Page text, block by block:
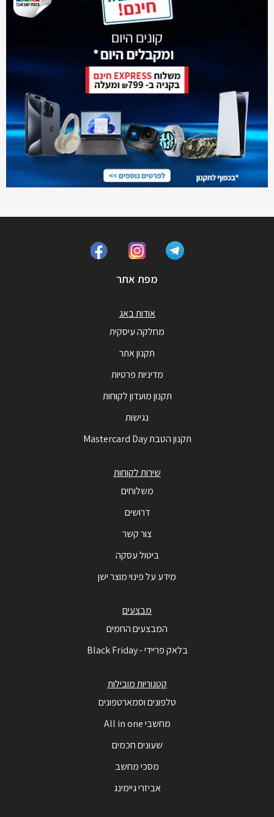
מפת אתר
אודות באג
מחלקה עיסקית
תקנון אתר
מדיניות פרטיות
תקנון מועדון לקוחות
נגישות
תקנון הטבת Mastercard Day
שירות לקוחות
משלוחים
דרושים
צור קשר
ביטול עסקה
מידע על פינוי מוצר ישן
מבצעים
המבצעים החמים
בלאק פריידי - Black Friday
קטגוריות מובילות
טלפונים וסמארטפונים
מחשבי All in one
שעונים חכמים
מסכי מחשב
אביזרי גיימינג